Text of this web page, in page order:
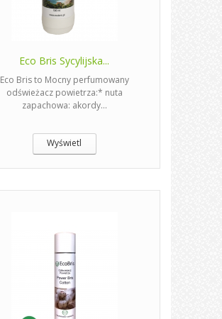
Eco Bris Sycylijska...
Eco Bris to Mocny perfumowany
odświeżacz powietrza:* nuta
zapachowa: akordy...
Wyświetl